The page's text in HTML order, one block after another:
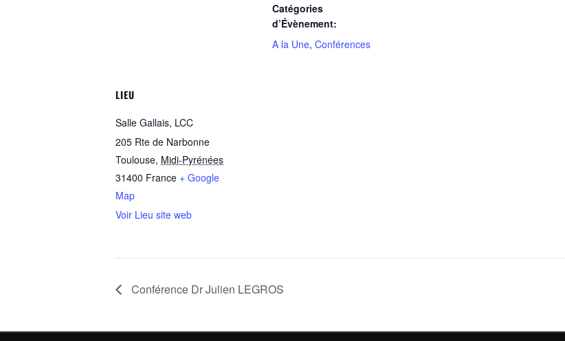
Catégories
d’Évènement:
A la Une, Conférences
LIEU
Salle Gallais, LCC
205 Rte de Narbonne
Toulouse, Midi-Pyrénées
31400 France + Google
Map
Voir Lieu site web
Conférence Dr Julien LEGROS